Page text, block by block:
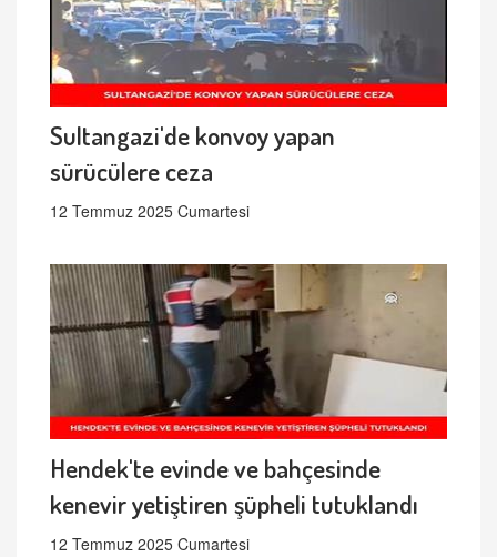
Sultangazi'de konvoy yapan
sürücülere ceza
12 Temmuz 2025 Cumartesi
Hendek'te evinde ve bahçesinde
kenevir yetiştiren şüpheli tutuklandı
12 Temmuz 2025 Cumartesi